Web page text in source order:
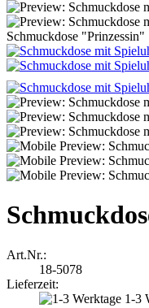
Schmuckdose "Prinzessin"
Art.Nr.:
18-5078
Lieferzeit:
1-3